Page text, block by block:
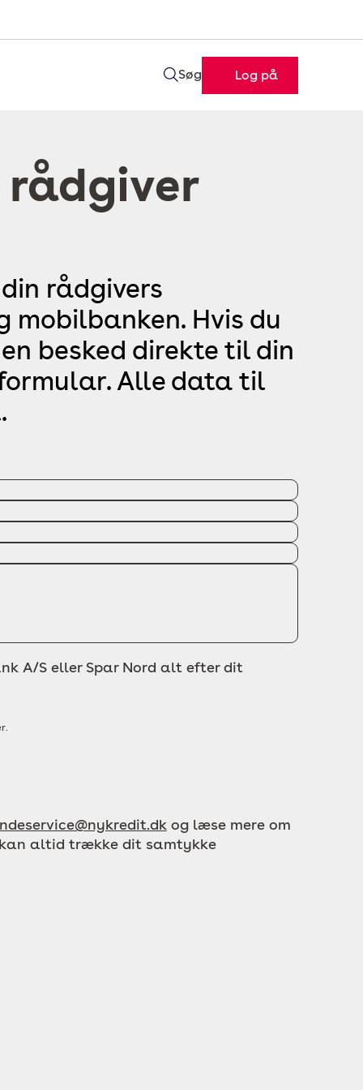
Søg Log på
rådgiver
rådgivers
Hvis du
besked direkte til din
Alle data til
A/S eller Spar Nord alt efter dit
og læse mere om
altid trække dit samtykke